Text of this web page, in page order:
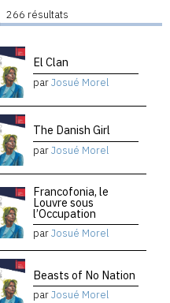
266 résultats
El Clan
parJosué Morel
The Danish Girl
parJosué Morel
Francofonia, le
Louvre sous
l’Occupation
parJosué Morel
Beasts of No Nation
parJosué Morel